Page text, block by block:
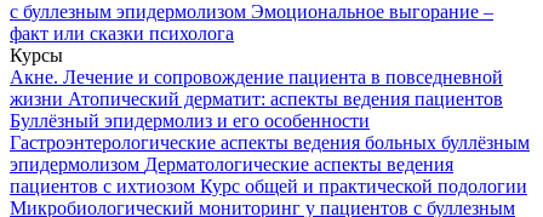
с буллезным эпидермолизом Эмоциональное выгорание –
факт или сказки психолога
Курсы
Акне. Лечение и сопровождение пациента в повседневной
жизни Атопический дерматит: аспекты ведения пациентов
Буллёзный эпидермолиз и его особенности
Гастроэнтерологические аспекты ведения больных буллёзным
эпидермолизом Дерматологические аспекты ведения
пациентов с ихтиозом Курс общей и практической подологии
Микробиологический мониторинг у пациентов с буллезным